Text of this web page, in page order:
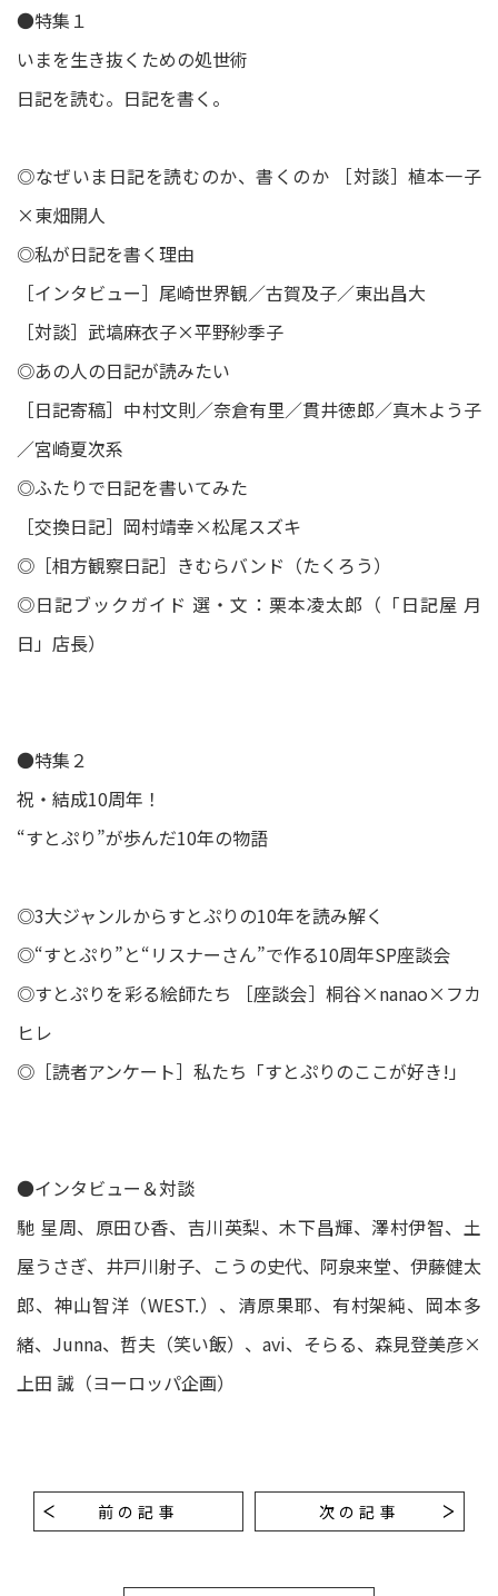
●特集１
いまを生き抜くための処世術
日記を読む。日記を書く。
◎なぜいま日記を読むのか、書くのか ［対談］植本一子
×東畑開人
◎私が日記を書く理由
［インタビュー］尾崎世界観／古賀及子／東出昌大
［対談］武塙麻衣子×平野紗季子
◎あの人の日記が読みたい
［日記寄稿］中村文則／奈倉有里／貫井徳郎／真木よう子
／宮崎夏次系
◎ふたりで日記を書いてみた
［交換日記］岡村靖幸×松尾スズキ
◎［相方観察日記］きむらバンド（たくろう）
◎日記ブックガイド 選・文：栗本凌太郎（「日記屋 月
日」店長）
●特集２
祝・結成10周年！
“すとぷり”が歩んだ10年の物語
◎3大ジャンルからすとぷりの10年を読み解く
◎“すとぷり”と“リスナーさん”で作る10周年SP座談会
◎すとぷりを彩る絵師たち ［座談会］桐谷×nanao×フカ
ヒレ
◎［読者アンケート］私たち「すとぷりのここが好き!」
●インタビュー＆対談
馳 星周、原田ひ香、吉川英梨、木下昌輝、澤村伊智、土
屋うさぎ、井戸川射子、こうの史代、阿泉来堂、伊藤健太
郎、神山智洋（WEST.）、清原果耶、有村架純、岡本多
緒、Junna、哲夫（笑い飯）、avi、そらる、森見登美彦×
上田 誠（ヨーロッパ企画）
前の記事 次の記事